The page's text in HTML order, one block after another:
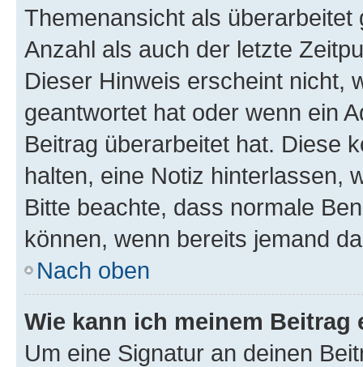
Themenansicht als
Anzahl als auch der letzte
Dieser Hinweis erscheint nicht,
geantwortet hat oder wenn ein
Beitrag überarbeitet hat. Diese
halten, eine Notiz hinterlassen,
Bitte beachte, dass normale
können, wenn bereits jemand
Nach oben
Wie kann ich meinem
Um eine Signatur an deinen